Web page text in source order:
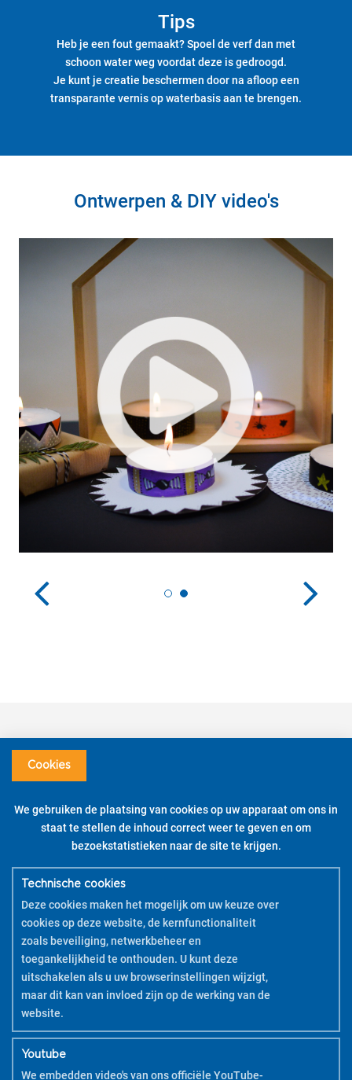
Tips
Heb je een fout gemaakt? Spoel de verf dan met
schoon water weg voordat deze is gedroogd.
Je kunt je creatie beschermen door na afloop een
transparante vernis op waterbasis aan te brengen.
Ontwerpen & DIY video's
Klaar om vlot elk soort oppervlak en object te gaan decoreren? Breng
kleur in jouw decoratie, je huis of op werk dankzij de Pintor sets!
Download de PDFinstructiewijzer om je te helpen bij het gebruik van
DIY KIT – Kurken onderleggers – Medium penpunt
ONTDEK MEER
Cookies
We gebruiken de plaatsing van cookies op uw apparaat om ons in
staat te stellen de inhoud correct weer te geven en om
bezoekstatistieken naar de site te krijgen.
Technische cookies
Deze cookies maken het mogelijk om uw keuze over
cookies op deze website, de kernfunctionaliteit
zoals beveiliging, netwerkbeheer en
toegankelijkheid te onthouden. U kunt deze
uitschakelen als u uw browserinstellingen wijzigt,
maar dit kan van invloed zijn op de werking van de
website.
Youtube
We embedden video's van ons officiële YouTube-